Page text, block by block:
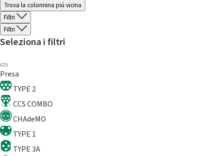
Trova la colonnina piú vicina
Filtri
Filtri
Seleziona i filtri
Presa
TYPE 2
CCS COMBO
CHAdeMO
TYPE 1
TYPE 3A